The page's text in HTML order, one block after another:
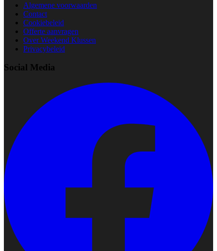
Algemene voorwaarden
Contact
Cookiebeleid
Offerte aanvragen
Over Weekend Klussen
Privacybeleid
Social Media